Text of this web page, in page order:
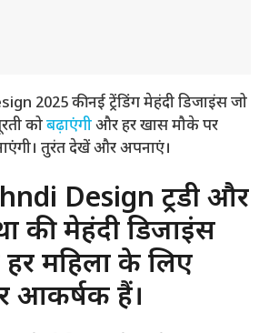
2025 की नई ट्रेंडिंग मेहंदी डिजाइंस जो
कोबढ़ाएंगीऔर हर खास मौके पर
तुरंत देखें और अपनाएं।
Design ट्रेंडी और
की मेहंदी डिजाइंस
महिला के लिए
आकर्षक हैं।